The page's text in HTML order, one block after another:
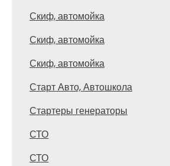
Скиф, автомойка
Скиф, автомойка
Скиф, автомойка
Старт Авто, Автошкола
Стартеры генераторы
СТО
СТО